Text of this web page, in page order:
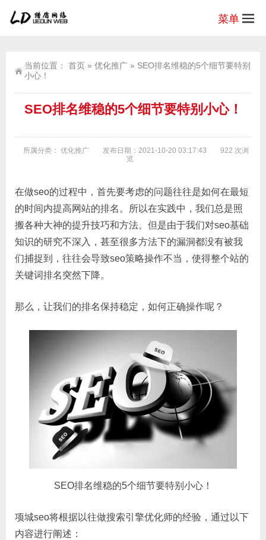
菜单
当前位置： 首页 » 优化推广 » SEO排名维稳的5个细节要特别
小心！
SEO排名维稳的5个细节要特别小心！
所属分类： 优化推广 发布日期：2021-10-20 03:17:43
922 次浏
览
在做seo的过程中，首先要考虑的问题往往是如何在最短
的时间内提高网站的排名。所以在实践中，我们总是照
搬各种大神的提升技巧和方法。但是由于我们对seo基础
知识的研究不深入，甚至很多方法下的漏洞都没有被我
们捕捉到，往往会导致seo策略操作不当，使得整个站的
关键词排名突然下降。
那么，让我们的排名保持稳定，如何正确操作呢？
SEO排名维稳的5个细节要特别小心！
项城seo将根据以往做搜索引擎优化师的经验，通过以下
内容进行阐述：